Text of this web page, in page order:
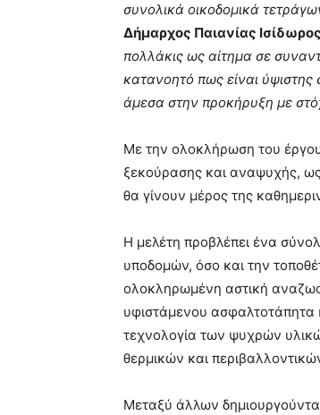
συνολικά οικοδομικά
Δήμαρχος Παιανίας
πολλάκις ως αίτημα σε
κατανοητό πως είναι
άμεσα στην προκήρυξη με
Με την ολοκλήρωση του
ξεκούρασης και αναψυχής, ως
θα γίνουν μέρος της
Η μελέτη προβλέπει ένα
υποδομών, όσο και την
ολοκληρωμένη αστική
υφιστάμενου ασφαλτοτάπητα
τεχνολογία των ψυχρών
θερμικών και
Μεταξύ άλλων